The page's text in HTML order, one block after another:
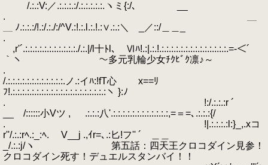
/.:.:V:／.:.:.:.:/.:.:.:.:.:.ヽミ{:/､ __
. ＿
＿ ﾉ.:.:.:/!.:/.:./:/^V.:!.:.l.:.!.:∨.:.:＼ _／::/＿＿_
.
,r'´.:.:.:.:.:.:.:.:.:.:.:./.:.|/l十ﾄl､ Ⅵﾊ!.:|.:.!.:.:.:.:.:.:.:.:.:.:.:.:.:.:.=-＜´
｀ヽ ～多元乳輪少女ﾁｸﾋﾞｸ凛♪～
.
/.:.:.:.:.:.:.:.:.:.:.:.:.ノ.:イﾊ:!fT心 x==ﾘ
ﾌ!.:.:.:.:.:.:.:.:.:.:.:.:.:.:.:.:.:.:.:.:ヽ }:ﾉ
. !:/.:.:.:r ´
__ /::::::小Vツ , .:.:.:八'.:.:.:.:.:.:.:.:.:.:.:.:,=＝=､.:.:.:{/
. !|.:.:.:.:l:}_,.xコ
r''/.:.:rﾍ.:_:ﾍ. V__j .,ｲr=､.:匕!フ'' ´ ＿＿
_/.:.:j/ヽ 第五話：四天王クロコダイン見参！
クロコダイン死す！デュエルスタンバイ！！